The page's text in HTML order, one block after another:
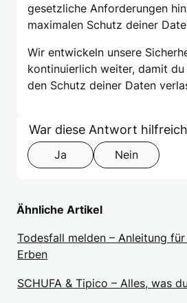
gesetzliche Anforderungen
maximalen Schutz deiner
Wir entwickeln unsere
kontinuierlich weiter, damit
den Schutz deiner Daten
Formular überspringen
Step 1 of 2
War diese Antwort
Ja Nein
Ähnliche Artikel
Todesfall melden – Anleitung
Erben
SCHUFA & Tipico – Alles, was